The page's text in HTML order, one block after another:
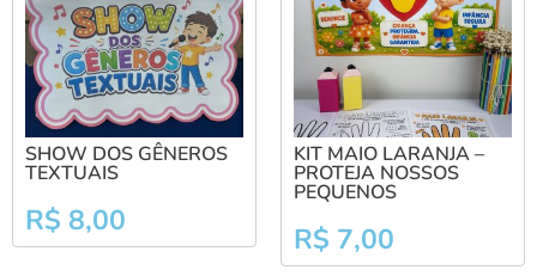
SHOW DOS GÊNEROS
TEXTUAIS
R$ 8,00
KIT MAIO LARANJA –
PROTEJA NOSSOS
PEQUENOS
R$ 7,00